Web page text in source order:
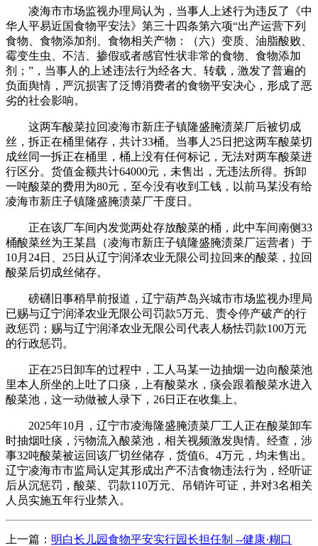
凌海市市场监视办理局认为，当事人上述行为违反了《中
华人平易近国食物平安法》第三十四条第六项“出产运营下列
食物、食物添加剂、食物相关产物：（六）变质、油脂酸败、
霉变生虫、不洁、掺假或者感官性状非常的食物、食物添加
剂；”，当事人的上述违法行为经各大、转载，激发了普遍的
负面舆情，严沉损害了泛博消费者的食物平安决心，形成了恶
劣的社会影响。
这两车酸菜拉回凌海市新庄子镇隆盛腌渍菜厂后被切成
丝，拆正在桶里储存，共计33桶。当事人25日把这两车酸菜切
成丝同一拆正在桶里，桶上没有任何标记，无法对两车酸菜进
行区分。货值金额共计64000元，未售出，无违法所得。拆卸
一吨酸菜的费用为80元，至今没有收到工钱，以前马某没有给
凌海市新庄子镇隆盛腌渍菜厂干度日。
正在该厂车间内发觉两处存放酸菜的桶，此中车间南侧33
桶酸菜丝为王某昌（凌海市新庄子镇隆盛腌渍菜厂运营者）于
10月24日、25日从辽宁润泽农业无限公司拉回来的酸菜，拉回
酸菜后切成丝储存。
磅礴旧事稍早前报道，辽宁葫芦岛兴城市市场监视办理局
已赐与辽宁润泽农业无限公司罚款5万元、责令停产破产的行
政惩罚；赐与辽宁润泽农业无限公司代表人杨怯罚款100万元
的行政惩罚。
正在25日卸车的过程中，工人马某一边抽烟一边向酸菜池
里本人所坐的上吐了口痰，上有酸菜水，痰会跟着酸菜水进入
酸菜池，这一动做被人录下，26日正在收集上。
2025年10月，辽宁市凌海隆盛腌渍菜厂工人正在酸菜卸车
时抽烟吐痰，污物流入酸菜池，相关视频激发舆情。经查，涉
事32吨酸菜被运回该厂切丝储存，货值6。4万元，均未售出。
辽宁凌海市市监局认定其形成出产不洁食物违法行为，经听证
后从沉惩罚，酸菜、罚款110万元、吊销许可证，并对3名相关
人员实施五年行业禁入。
上一篇： 明白长儿园食物平安实行园长担任制 --健康·糊口